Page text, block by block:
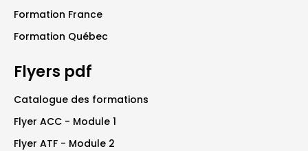
Formation France
Formation Québec
Flyers pdf
Catalogue des formations
Flyer ACC - Module 1
Flyer ATF - Module 2